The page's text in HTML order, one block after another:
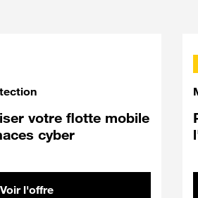
votre flotte mobile
cyber
Voir l'offre